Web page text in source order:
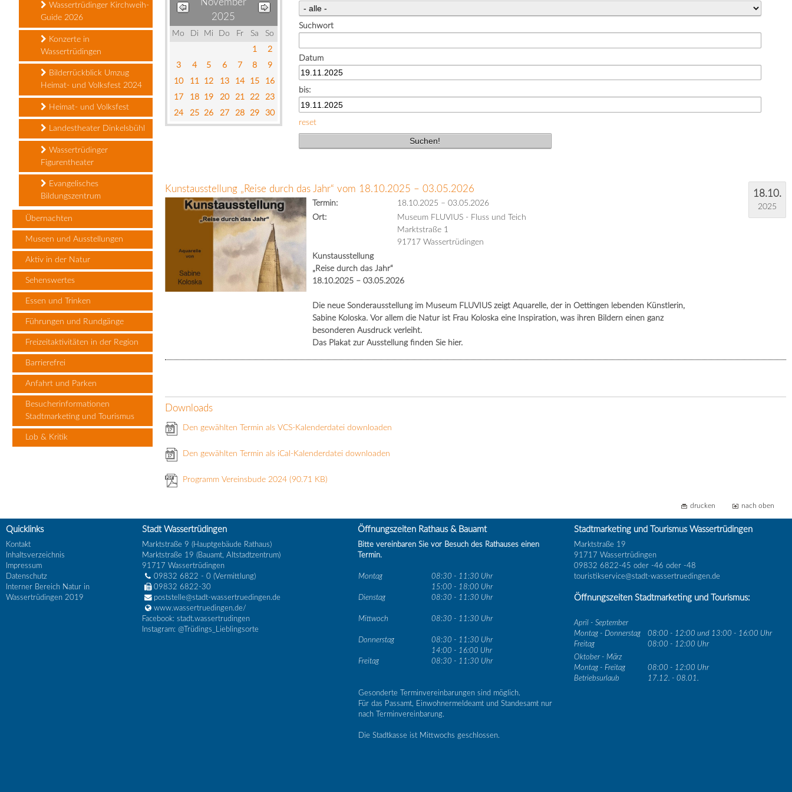
Wassertrüdinger Kirchweih-
Guide 2026
Konzerte in
Wassertrüdingen
Bilderrückblick Umzug
Heimat- und Volksfest 2024
Heimat- und Volksfest
Landestheater Dinkelsbühl
Wassertrüdinger
Figurentheater
Evangelisches
Bildungszentrum
Übernachten
Museen und Ausstellungen
Aktiv in der Natur
Sehenswertes
Essen und Trinken
Führungen und Rundgänge
Freizeitaktivitäten in der Region
Barrierefrei
Anfahrt und Parken
Besucherinformationen
Stadtmarketing und Tourismus
Lob & Kritik
November
2025
Mo Di Mi Do Fr Sa
So
1
2
3
4 5 6 7 8
9
10
11 12 13 14 15
16
17
18 19 20 21 22
23
24
25 26 27 28 29 30
Suchwort
Datum
bis:
reset
18.10.
2025
Kunstausstellung „Reise durch das Jahr“ vom 18.10.2025 – 03.05.2026
Termin: 18.10.2025 – 03.05.2026
Ort:
Museum FLUVIUS - Fluss und Teich
Marktstraße 1
91717 Wassertrüdingen
Kunstausstellung
„Reise durch das Jahr“
18.10.2025 – 03.05.2026
Die neue Sonderausstellung im Museum FLUVIUS zeigt Aquarelle, der in Oettingen lebenden Künstlerin,
Sabine Koloska. Vor allem die Natur ist Frau Koloska eine Inspiration, was ihren Bildern einen ganz
besonderen Ausdruck verleiht.
Das Plakat zur Ausstellung finden Sie hier.
Downloads
Den gewählten Termin als VCS-Kalenderdatei downloaden
Den gewählten Termin als iCal-Kalenderdatei downloaden
Programm Vereinsbude 2024 (90.71 KB)
drucken nach oben
Quicklinks
Kontakt
Inhaltsverzeichnis
Impressum
Datenschutz
Interner Bereich Natur in
Wassertrüdingen 2019
Stadt Wassertrüdingen
Marktstraße 9 (Hauptgebäude Rathaus)
Marktstraße 19 (Bauamt, Altstadtzentrum)
91717 Wassertrüdingen
09832 6822 - 0 (Vermittlung)
09832 6822-30
poststelle@stadt-wassertruedingen.de
www.wassertruedingen.de/
Facebook: stadt.wassertrudingen
Instagram: @Trüdings_Lieblingsorte
Öffnungszeiten Rathaus & Bauamt
Bitte vereinbaren Sie vor Besuch des Rathauses einen
Termin.
Montag
08:30 - 11:30 Uhr
15:00 - 18:00 Uhr
Dienstag
08:30 - 11:30 Uhr
Mittwoch 08:30 - 11:30 Uhr
Donnerstag
08:30 - 11:30 Uhr
14:00 - 16:00 Uhr
Freitag
08:30 - 11:30 Uhr
Gesonderte Terminvereinbarungen sind möglich.
Für das Passamt, Einwohnermeldeamt und Standesamt nur
nach Terminvereinbarung.
Die Stadtkasse ist Mittwochs geschlossen.
Stadtmarketing und Tourismus Wassertrüdingen
Marktstraße 19
91717 Wassertrüdingen
09832 6822-45 oder -46 oder -48
touristikservice@stadt-wassertruedingen.de
Öffnungszeiten Stadtmarketing und Tourismus:
April - September
Montag - Donnerstag
08:00 - 12:00 und 13:00 - 16:00 Uhr
Freitag
08:00 - 12:00 Uhr
Oktober - März
Montag - Freitag
08:00 - 12:00 Uhr
Betriebsurlaub
17.12. - 08.01.